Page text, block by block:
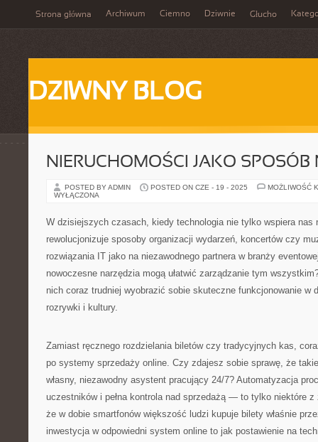
Strona główna Archiwum Ciemno Dziwnie Głucho
DZIWNY BLOG
NIERUCHOMOŚCI JAKO SPOSÓB
POSTED BY ADMIN POSTED ON CZE - 19 - 2025
MOŻLIWOŚĆ
WYŁĄCZONA
W dzisiejszych czasach, kiedy technologia nie tylko wspiera nas
rewolucjonizuje sposoby organizacji wydarzeń, koncertów czy
rozwiązania IT jako na niezawodnego partnera w branży
nowoczesne narzędzia mogą ułatwić zarządzanie tym
nich coraz trudniej wyobrazić sobie skuteczne funkcjonowanie w
rozrywki i kultury.
Zamiast ręcznego rozdzielania biletów czy tradycyjnych kas,
po systemy sprzedaży online. Czy zdajesz sobie sprawę, że
własny, niezawodny asystent pracujący 24/7? Automatyzacja
uczestników i pełna kontrola nad sprzedażą — to tylko niektóre
że w dobie smartfonów większość ludzi kupuje bilety właśnie
inwestycja w odpowiedni system online to jak postawienie na